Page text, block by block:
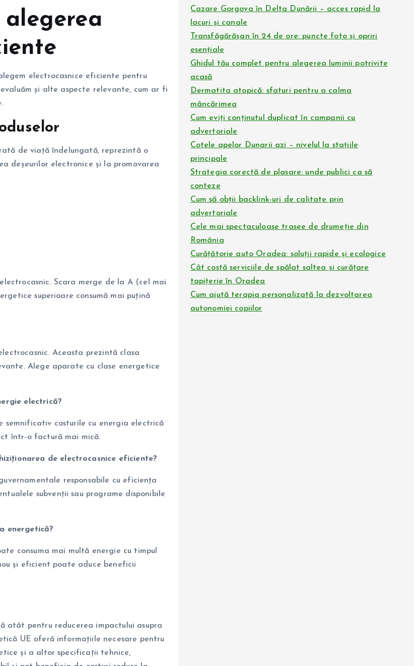
electrocasnice eficiente pentru
și alte aspecte relevante, cum ar fi
de viață îndelungată, reprezintă o
deșeurilor electronice și la promovarea
Scara merge de la A (cel mai
superioare consumă mai puțină
Aceasta prezintă clasa
Alege aparate cu clase energetice
electrică?
costurile cu energia electrică
într-o factură mai mică.
de electrocasnice eficiente?
responsabile cu eficiența
subvenții sau programe disponibile
energetică?
consuma mai multă energie cu timpul
și eficient poate aduce beneficii
atât pentru reducerea impactului asupra
UE oferă informațiile necesare pentru
și a altor specificații tehnice,
Cazare Gorgova în Delta Dunării – acces rapid la
lacuri și canale
Transfăgărășan în 24 de ore: puncte foto și opriri
esențiale
Ghidul tău complet pentru alegerea luminii potrivite
acasă
Dermatita atopică: sfaturi pentru a calma
mâncărimea
Cum eviți conținutul duplicat în campanii cu
advertoriale
Cotele apelor Dunarii azi – nivelul la stațiile
principale
Strategia corectă de plasare: unde publici ca să
conteze
Cum să obții backlink-uri de calitate prin
advertoriale
Cele mai spectaculoase trasee de drumeție din
România
Curățătorie auto Oradea: soluții rapide și ecologice
Cât costă serviciile de spălat saltea și curățare
tapițerie în Oradea
Cum ajută terapia personalizată la dezvoltarea
autonomiei copiilor